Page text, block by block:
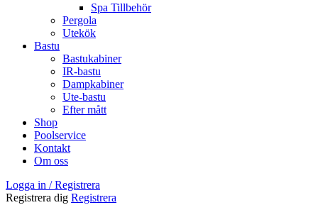
Spa Tillbehör
Pergola
Utekök
Bastu
Bastukabiner
IR-bastu
Dampkabiner
Ute-bastu
Efter mått
Shop
Poolservice
Kontakt
Om oss
Logga in / Registrera
Registrera dig Registrera